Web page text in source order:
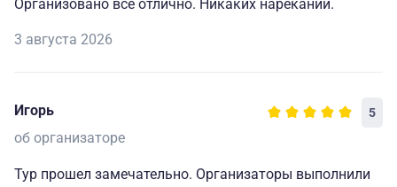
Организовано все отлично. Никаких нареканий.
3 августа 2026
Игорь 5
об организаторе
Тур прошел замечательно. Организаторы выполнили